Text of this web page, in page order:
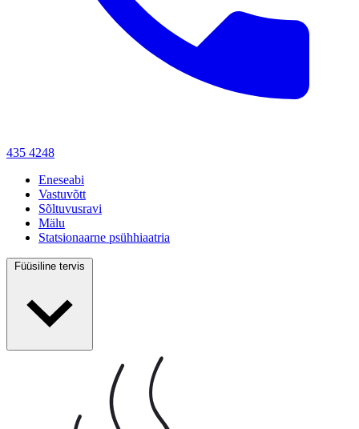
435 4248
Eneseabi
Vastuvõtt
Sõltuvusravi
Mälu
Statsionaarne psühhiaatria
Füüsiline tervis